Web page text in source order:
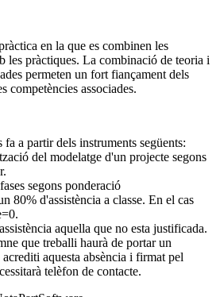
en la que es combinen les
les pràctiques. La combinació de teoria i
permeten un fort fiançament dels
competències associades.
a partir dels instruments següents:
del modelatge d'un projecte segons
segons ponderació
80% d'assistència a classe. En el cas
aquella que no esta justificada.
que treballi haurà de portar un
aquesta absència i firmat pel
telèfon de contacte.